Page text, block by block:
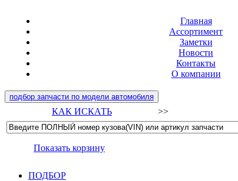
Главная
Ассортимент
Заметки
Новости
Контакты
О компании
подбор запчасти по модели автомобиля
КАК ИСКАТЬ >>
Показать корзину
ПОДБОР